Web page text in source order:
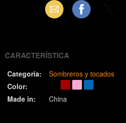
Email Facebook
CARACTERÍSTICA
Categoría:
Sombreros y tocados
Color:
Made in:
China